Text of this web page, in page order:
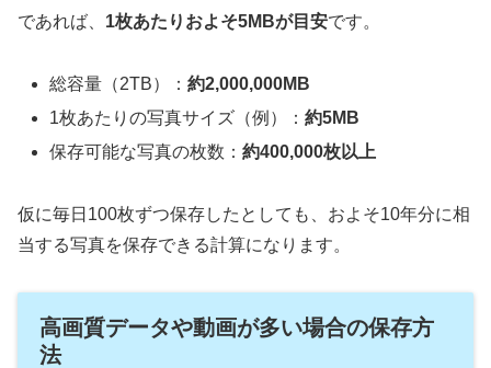
であれば、 1枚あたりおよそ5MBが目安です。
総容量（2TB）：約2,000,000MB
1枚あたりの写真サイズ（例）：約5MB
保存可能な写真の枚数：約400,000枚以上
仮に毎日100枚ずつ保存したとしても、およそ10年分に相
当する写真を保存できる計算になります。
高画質データや動画が多い場合の保存方
法